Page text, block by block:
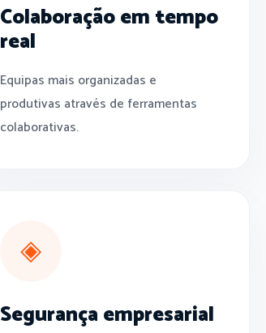
Colaboração em tempo
real
Equipas mais organizadas e
produtivas através de ferramentas
colaborativas.
◈
Segurança empresarial